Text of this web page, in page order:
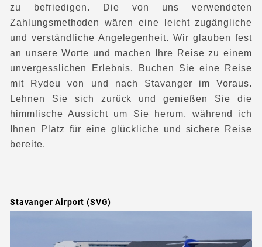
zu befriedigen. Die von uns verwendeten
Zahlungsmethoden wären eine leicht zugängliche
und verständliche Angelegenheit. Wir glauben fest
an unsere Worte und machen Ihre Reise zu einem
unvergesslichen Erlebnis. Buchen Sie eine Reise
mit Rydeu von und nach Stavanger im Voraus.
Lehnen Sie sich zurück und genießen Sie die
himmlische Aussicht um Sie herum, während ich
Ihnen Platz für eine glückliche und sichere Reise
bereite.
Stavanger Airport (SVG)